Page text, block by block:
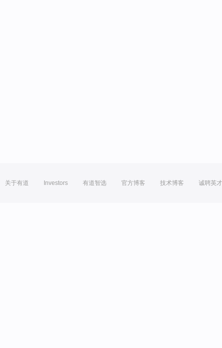
关于有道 Investors 有道智选 官方博客 技术博客 诚聘英才